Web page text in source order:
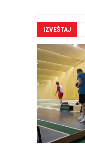
IZVEŠTAJ